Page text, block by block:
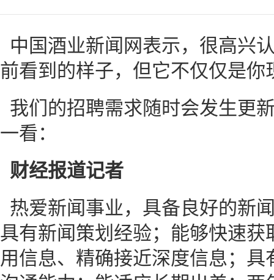
中国酒业新闻网表示，很高兴
前看到的样子，但它不仅仅是你
我们的招聘需求随时会发生更
一看：
财经报道记者
热爱新闻事业，具备良好的新
具有新闻策划经验；能够快速
用信息、精确接近深度信息；